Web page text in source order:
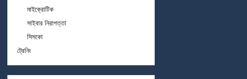
মাইক্রোটিক
সাইবার নিরাপত্তা
সিসকো
ট্রেনিং